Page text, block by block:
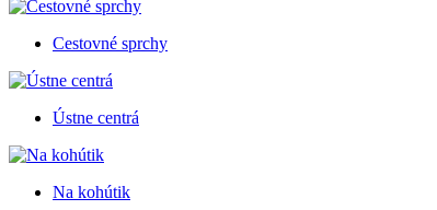
Cestovné sprchy
Ústne centrá
Na kohútik